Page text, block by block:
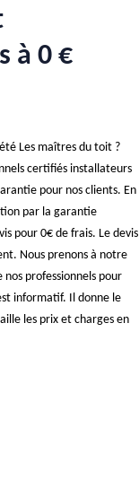
à 0 €
Les maîtres du toit ?
certifiés installateurs
pour nos clients. En
par la garantie
pour 0€ de frais. Le devis
Nous prenons à notre
professionnels pour
informatif. Il donne le
les prix et charges en